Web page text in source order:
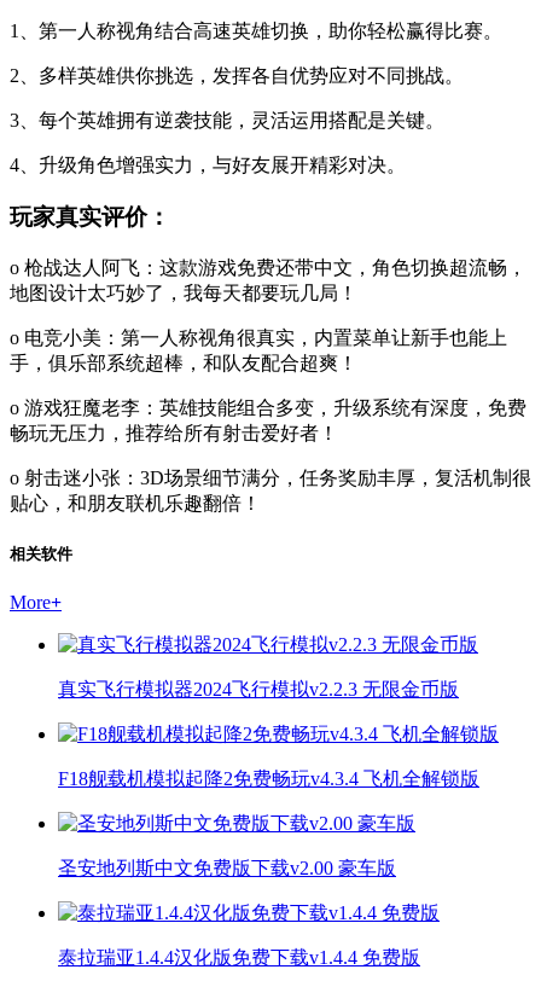
1、第一人称视角结合高速英雄切换，助你轻松赢得比赛。
2、多样英雄供你挑选，发挥各自优势应对不同挑战。
3、每个英雄拥有逆袭技能，灵活运用搭配是关键。
4、升级角色增强实力，与好友展开精彩对决。
玩家真实评价：
o 枪战达人阿飞：这款游戏免费还带中文，角色切换超流畅，
地图设计太巧妙了，我每天都要玩几局！
o 电竞小美：第一人称视角很真实，内置菜单让新手也能上
手，俱乐部系统超棒，和队友配合超爽！
o 游戏狂魔老李：英雄技能组合多变，升级系统有深度，免费
畅玩无压力，推荐给所有射击爱好者！
o 射击迷小张：3D场景细节满分，任务奖励丰厚，复活机制很
贴心，和朋友联机乐趣翻倍！
相关软件
More+
真实飞行模拟器2024飞行模拟v2.2.3 无限金币版
F18舰载机模拟起降2免费畅玩v4.3.4 飞机全解锁版
圣安地列斯中文免费版下载v2.00 豪车版
泰拉瑞亚1.4.4汉化版免费下载v1.4.4 免费版